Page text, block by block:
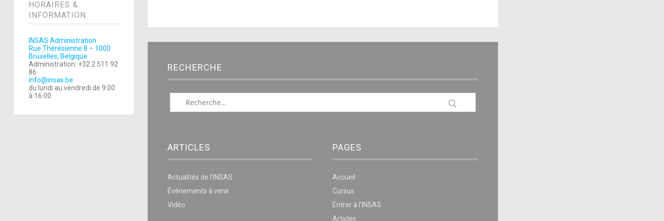
HORAIRES &
INFORMATION
INSAS Administration
Rue Thérésienne 8 – 1000
Bruxelles, Belgique
Administration: +32 2 511 92
86
info@insas.be
du lundi au vendredi de 9:00
à 16:00
RECHERCHE
ARTICLES
Actualités de l’INSAS
Événements à venir
Vidéo
PAGES
Accueil
Cursus
Entrer à l’INSAS
Articles